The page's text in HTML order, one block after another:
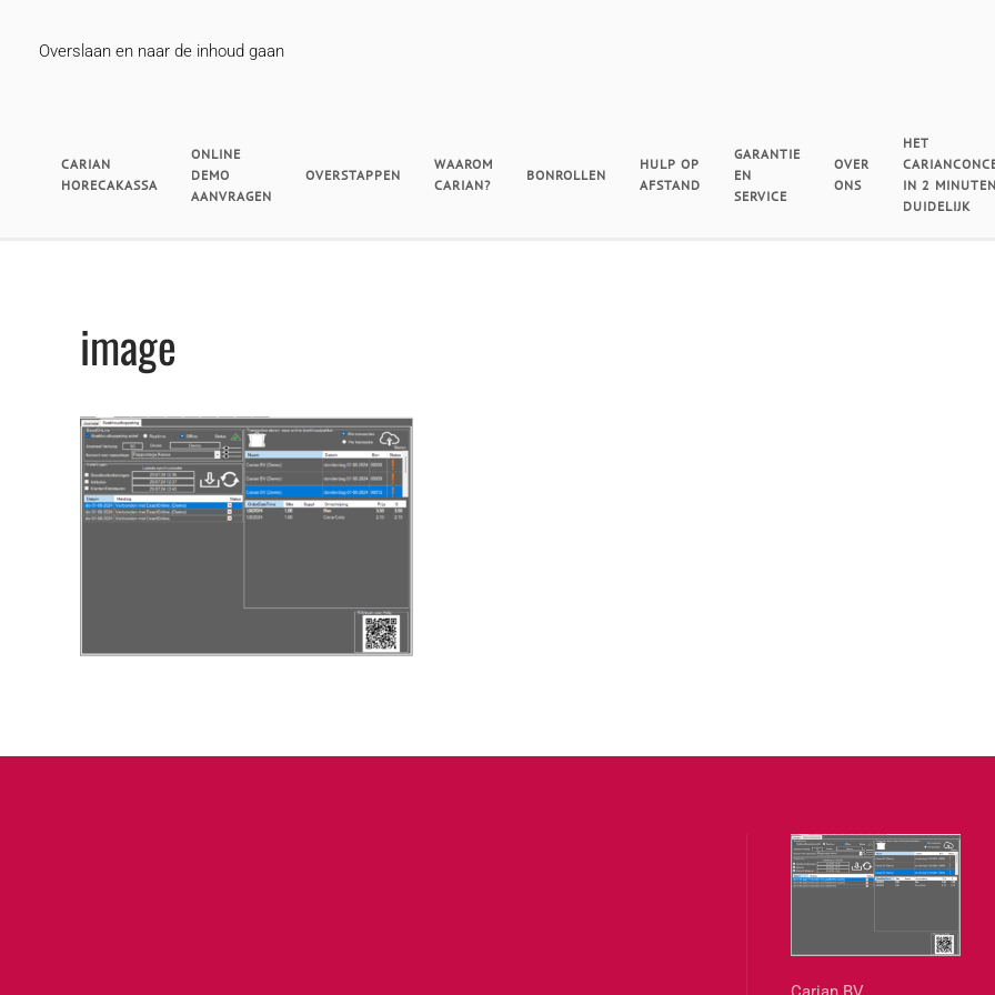
Overslaan en naar de inhoud gaan
CARIAN
HORECAKASSA
ONLINE
DEMO
AANVRAGEN
OVERSTAPPEN
WAAROM
CARIAN?
BONROLLEN
HULP OP
AFSTAND
GARANTIE
EN
SERVICE
OVER
ONS
HET
IN 2 MINUTEN
DUIDELIJK
image